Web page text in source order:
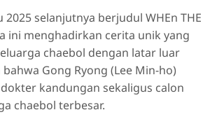
selanjutnya berjudul WHEn THE
ini menghadirkan cerita unik yang
chaebol dengan latar luar
Gong Ryong (Lee Min-ho)
kandungan sekaligus calon
chaebol terbesar.